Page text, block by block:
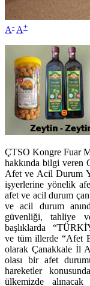
A- A+
ÇTSO Kongre Fuar
hakkında bilgi veren
Afet ve Acil Durum
işyerlerine yönelik
afet ve acil durum
ve acil durum
güvenliği, tahliye
başlıklarda
ve tüm illerde “Afet
olarak Çanakkale İl
olası bir afet
hareketler
ülkemizde